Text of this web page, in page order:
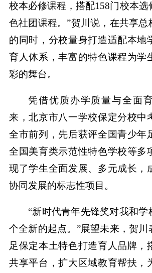
校本必修课程，搭配158门校本选
色社团课程。”贺川说，在共享总
的同时，分校量身打造适配本地
育人体系，丰富的特色课程为学
彩的舞台。
凭借优质办学质量与全面
来，北京市八一学校保定分校中
全市前列，先后获评全国青少年
全国美育类示范性特色学校等多
现了学生全面发展、多元成长，
协同发展的标志性项目。
“新时代青年先锋奖对我和学
个全新的起点。”展望未来，贺川
足保定本土特色打造育人品牌，
共享平台，扩大区域教育帮扶，